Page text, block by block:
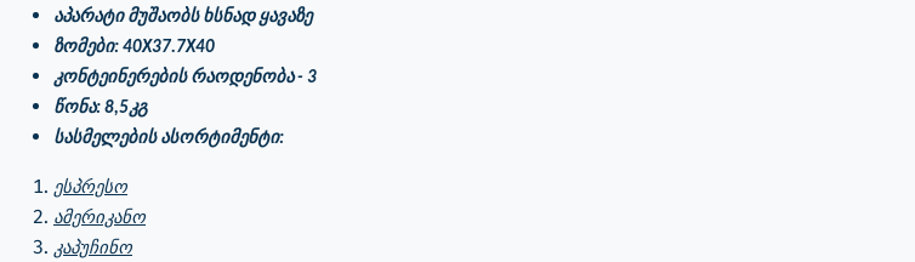
აპარატი მუშაობს ხსნად ყავაზე
ზომები: 40X37.7X40
კონტეინერების რაოდენობა - 3
წონა: 8,5კგ
სასმელების ასორტიმენტი:
ესპრესო
ამერიკანო
კაპუჩინო